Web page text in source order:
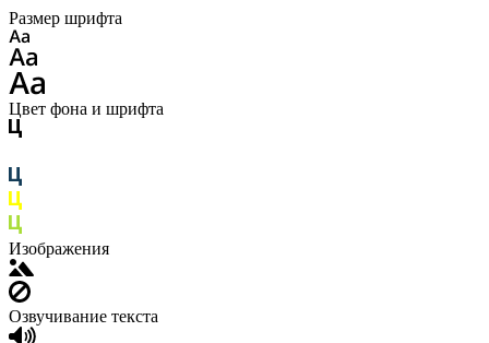
Размер шрифта
Цвет фона и шрифта
Изображения
Озвучивание текста